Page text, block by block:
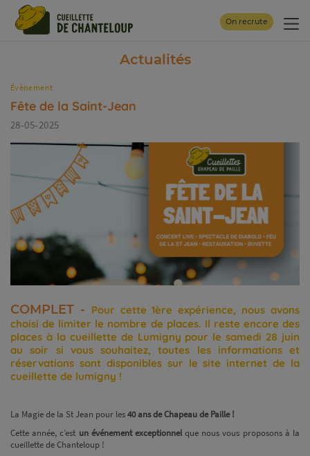
On recrute
Actualités
Évènement
Fête de la Saint-Jean
28-05-2025
COMPLET - Pour cette 1ère expérience, nous avons
choisi de limiter le nombre de places. Il reste encore des
places à la cueillette de Lumigny pour le samedi 28 juin
au soir si vous souhaitez, toutes les informations et
réservations sont disponibles sur le site internet de la
cueillette de lumigny !
La Magie de la St Jean pour les40 ans de Chapeau de Paille !
Cette année, c’est un événement exceptionnelque nous vous proposons à la
cueillette de Chanteloup !
Panneau de gestion des cookies